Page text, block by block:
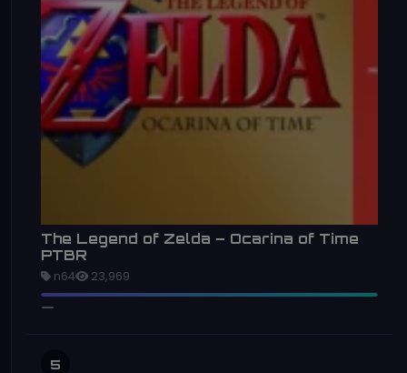
The Legend of Zelda – Ocarina of Time
PTBR
n64 23,969
5